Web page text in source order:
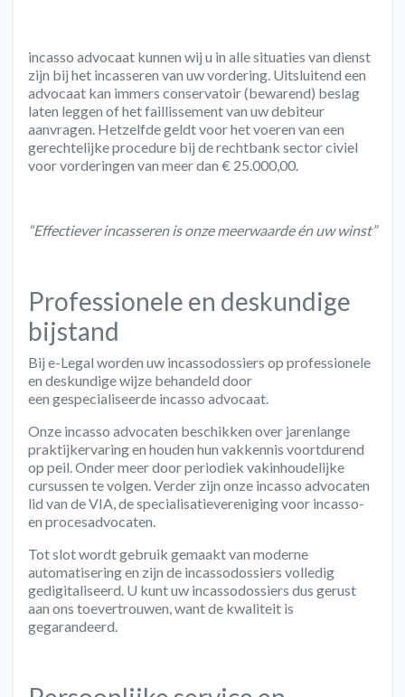
incasso advocaat kunnen wij u in alle situaties van dienst
zijn bij het incasseren van uw vordering. Uitsluitend een
advocaat kan immers conservatoir (bewarend) beslag
laten leggen of het faillissement van uw debiteur
aanvragen. Hetzelfde geldt voor het voeren van een
gerechtelijke procedure bij de rechtbank sector civiel
voor vorderingen van meer dan € 25.000,00.
“Effectiever incasseren is onze meerwaarde én uw winst”
Professionele en deskundige
bijstand
Bij e-Legal worden uw incassodossiers op professionele
en deskundige wijze behandeld door
een gespecialiseerde incasso advocaat
Onze incasso advocaten beschikken over jarenlange
praktijkervaring en houden hun vakkennis voortdurend
op peil. Onder meer door periodiek vakinhoudelijke
cursussen te volgen. Verder zijn onze incasso advocaten
lid van de VIA, de specialisatievereniging voor incasso-
en procesadvocaten.
Tot slot wordt gebruik gemaakt van moderne
automatisering en zijn de incassodossiers volledig
gedigitaliseerd. U kunt uw incassodossiers dus gerust
aan ons toevertrouwen, want de kwaliteit is
gegarandeerd